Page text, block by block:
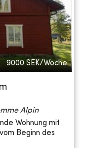
9000 SEK/Woche
Alpin
Wohnung mit
Beginn des